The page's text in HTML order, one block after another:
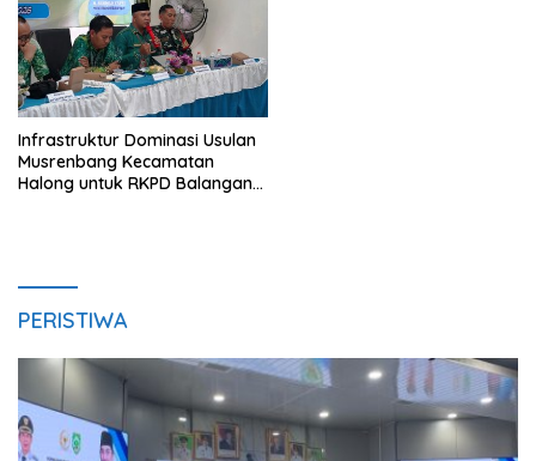
Infrastruktur Dominasi Usulan
Musrenbang Kecamatan
Halong untuk RKPD Balangan
PERISTIWA